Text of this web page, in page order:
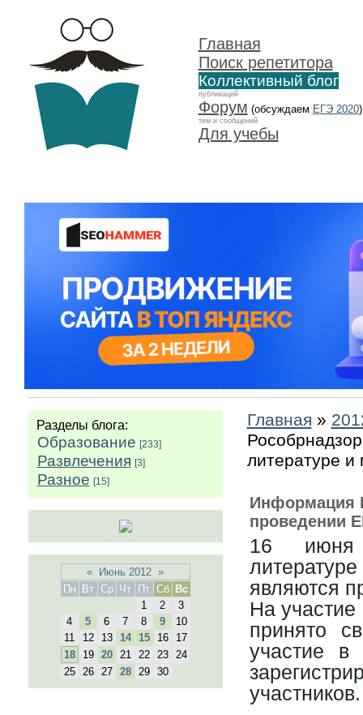
Главная
Поиск репетитора
Коллективный блог
публикаций
Форум (обсуждаем ЕГЭ 2020)
тем и сообщений
Для учебы
Разделы блога:
Образование [233]
Развлечения [3]
Разное [15]
« Июнь 2012 »
Пн
Вт Ср Чт Пт Сб
Вс
1
2
3
4
5 6 7 8 9
10
11
12 13 14 15 16
17
18
19 20 21 22 23
24
25
26 27 28 29 30
Главная »
литературе и
Информация
проведении
16
являются
На
принято
участие
участников.